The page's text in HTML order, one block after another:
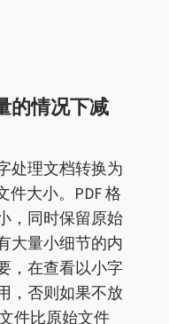
的情况下减
处理文档转换为
件大小。PDF 格
，同时保留原始
大量小细节的内
，在查看以小字
，否则如果不放
件比原始文件